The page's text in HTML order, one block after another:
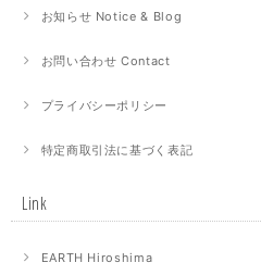
お知らせ Notice & Blog
お問い合わせ Contact
プライバシーポリシー
特定商取引法に基づく表記
Link
EARTH Hiroshima